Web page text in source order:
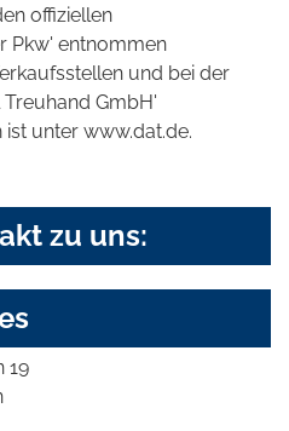
offiziellen
Pkw' entnommen
und bei der
GmbH'
unter www.dat.de.
zu uns:
19